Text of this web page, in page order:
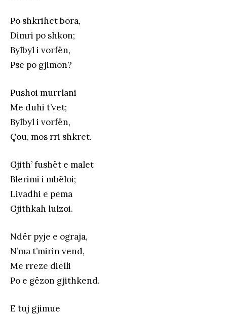
Po shkrihet bora,
Dimri po shkon;
Bylbyl i vorfën,
Pse po gjimon?
Pushoi murrlani
Me duhi t’vet;
Bylbyl i vorfën,
Çou, mos rri shkret.
Gjith’ fushët e malet
Blerimi i mbëloi;
Livadhi e pema
Gjithkah lulzoi.
Ndër pyje e ograja,
N’ma t’mirin vend,
Me rreze dielli
Po e gëzon gjithkend.
E tuj gjimue